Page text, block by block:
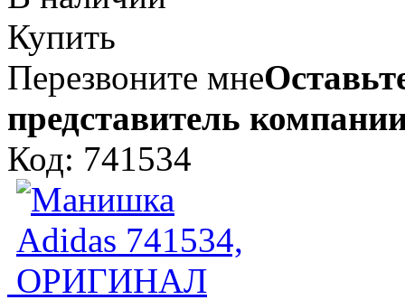
Купить
Перезвоните мне
представитель
Код: 741534